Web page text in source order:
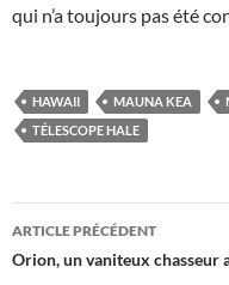
qui n’a toujours pas été
HAWAII MAUNA KEA
TÉLESCOPE HALE
Navigation
des
ARTICLE PRÉCÉDENT
Orion, un vaniteux chasseur